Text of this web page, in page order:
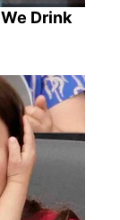
Drink